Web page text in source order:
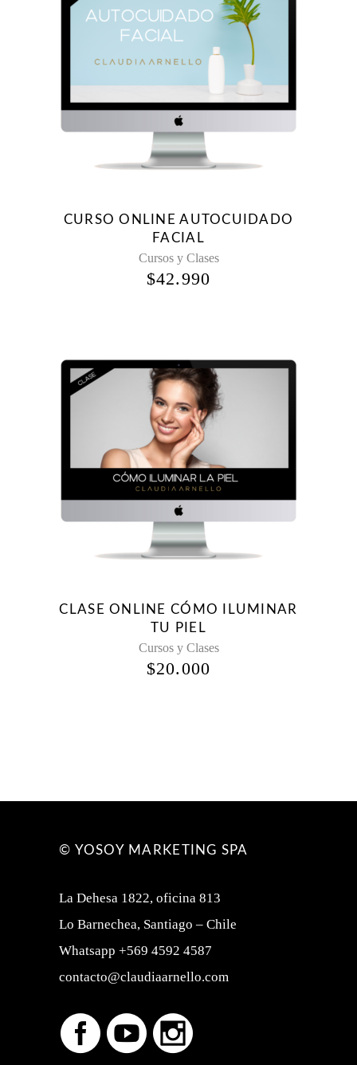
CURSO ONLINE AUTOCUIDADO
FACIAL
Cursos y Clases
$42.990
CLASE ONLINE CÓMO ILUMINAR
TU PIEL
Cursos y Clases
$20.000
© YOSOY MARKETING SPA
La Dehesa 1822, oficina 813
Lo Barnechea, Santiago – Chile
Whatsapp +569 4592 4587
contacto@claudiaarnello.com